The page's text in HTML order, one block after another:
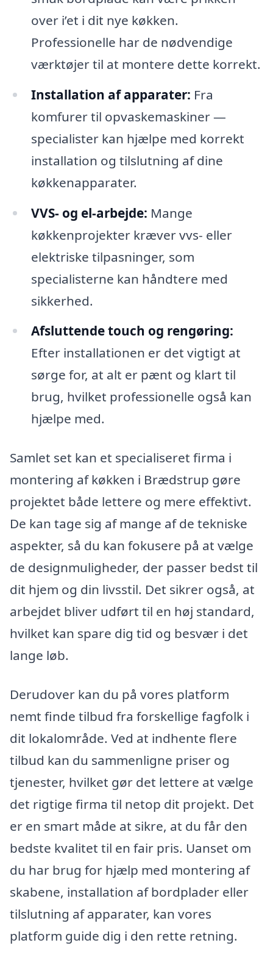
over i’et i dit nye køkken.
Professionelle har de nødvendige
værktøjer til at montere dette korrekt.
Installation af apparater: Fra
komfurer til opvaskemaskiner —
specialister kan hjælpe med korrekt
installation og tilslutning af dine
køkkenapparater.
VVS- og el-arbejde: Mange
køkkenprojekter kræver vvs- eller
elektriske tilpasninger, som
specialisterne kan håndtere med
sikkerhed.
Afsluttende touch og rengøring:
Efter installationen er det vigtigt at
sørge for, at alt er pænt og klart til
brug, hvilket professionelle også kan
hjælpe med.
Samlet set kan et specialiseret firma i
montering af køkken i Brædstrup gøre
projektet både lettere og mere effektivt.
De kan tage sig af mange af de tekniske
aspekter, så du kan fokusere på at vælge
de designmuligheder, der passer bedst til
dit hjem og din livsstil. Det sikrer også, at
arbejdet bliver udført til en høj standard,
hvilket kan spare dig tid og besvær i det
lange løb.
Derudover kan du på vores platform
nemt finde tilbud fra forskellige fagfolk i
dit lokalområde. Ved at indhente flere
tilbud kan du sammenligne priser og
tjenester, hvilket gør det lettere at vælge
det rigtige firma til netop dit projekt. Det
er en smart måde at sikre, at du får den
bedste kvalitet til en fair pris. Uanset om
du har brug for hjælp med montering af
skabene, installation af bordplader eller
tilslutning af apparater, kan vores
platform guide dig i den rette retning.